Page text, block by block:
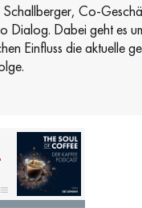
Co-
Dialog. Dabei geht es
Einfluss die aktuelle